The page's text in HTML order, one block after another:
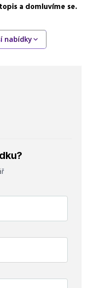
a domluvíme se.
nabídky